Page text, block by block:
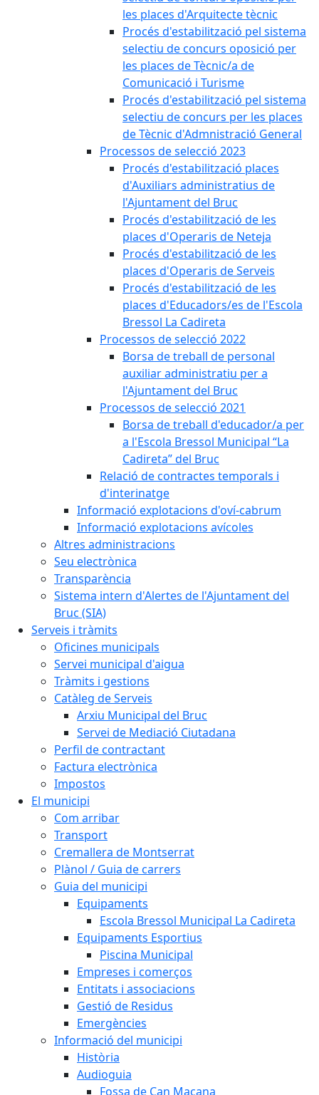
les places d'Arquitecte tècnic
Procés d'estabilització pel sistema
selectiu de concurs oposició per
les places de Tècnic/a de
Comunicació i Turisme
Procés d'estabilització pel sistema
selectiu de concurs per les places
de Tècnic d'Admnistració General
Processos de selecció 2023
Procés d'estabilització places
d'Auxiliars administratius de
l'Ajuntament del Bruc
Procés d'estabilització de les
places d'Operaris de Neteja
Procés d'estabilització de les
places d'Operaris de Serveis
Procés d'estabilització de les
places d'Educadors/es de l'Escola
Bressol La Cadireta
Processos de selecció 2022
Borsa de treball de personal
auxiliar administratiu per a
l'Ajuntament del Bruc
Processos de selecció 2021
Borsa de treball d'educador/a per
a l'Escola Bressol Municipal “La
Cadireta” del Bruc
Relació de contractes temporals i
d'interinatge
Informació explotacions d'oví-cabrum
Informació explotacions avícoles
Altres administracions
Seu electrònica
Transparència
Sistema intern d'Alertes de l'Ajuntament del
Bruc (SIA)
Serveis i tràmits
Oficines municipals
Servei municipal d'aigua
Tràmits i gestions
Catàleg de Serveis
Arxiu Municipal del Bruc
Servei de Mediació Ciutadana
Perfil de contractant
Factura electrònica
Impostos
El municipi
Com arribar
Transport
Cremallera de Montserrat
Plànol / Guia de carrers
Guia del municipi
Equipaments
Escola Bressol Municipal La Cadireta
Equipaments Esportius
Piscina Municipal
Empreses i comerços
Entitats i associacions
Gestió de Residus
Emergències
Informació del municipi
Història
Audioguia
Fossa de Can Maçana